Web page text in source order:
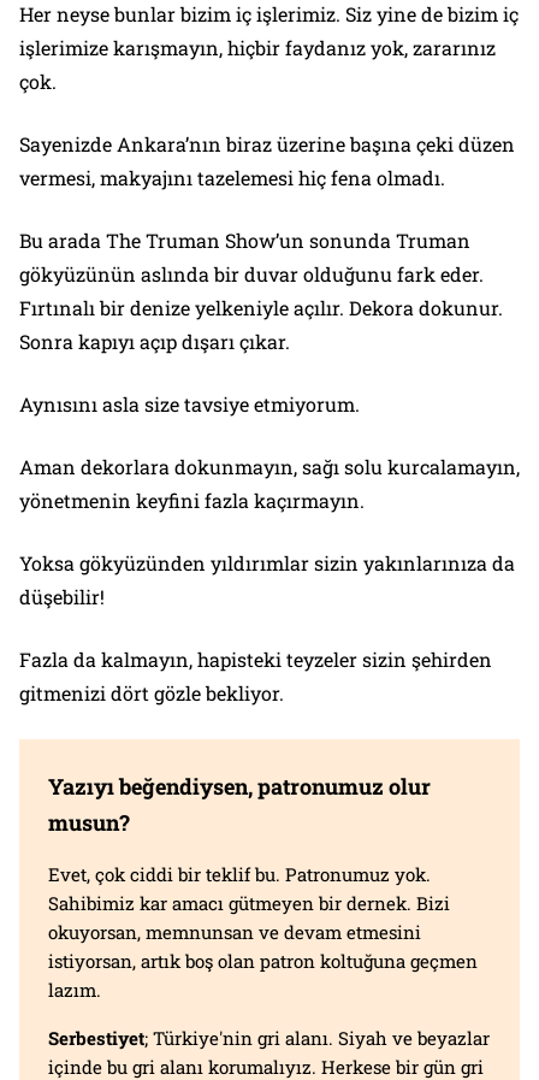
Her neyse bunlar bizim iç işlerimiz. Siz yine de bizim iç
işlerimize karışmayın, hiçbir faydanız yok, zararınız
çok.
Sayenizde Ankara’nın biraz üzerine başına çeki düzen
vermesi, makyajını tazelemesi hiç fena olmadı.
Bu arada The Truman Show’un sonunda Truman
gökyüzünün aslında bir duvar olduğunu fark eder.
Fırtınalı bir denize yelkeniyle açılır. Dekora dokunur.
Sonra kapıyı açıp dışarı çıkar.
Aynısını asla size tavsiye etmiyorum.
Aman dekorlara dokunmayın, sağı solu kurcalamayın,
yönetmenin keyfini fazla kaçırmayın.
Yoksa gökyüzünden yıldırımlar sizin yakınlarınıza da
düşebilir!
Fazla da kalmayın, hapisteki teyzeler sizin şehirden
gitmenizi dört gözle bekliyor.
Yazıyı beğendiysen, patronumuz olur
musun?
Evet, çok ciddi bir teklif bu. Patronumuz yok.
Sahibimiz kar amacı gütmeyen bir dernek. Bizi
okuyorsan, memnunsan ve devam etmesini
istiyorsan, artık boş olan patron koltuğuna geçmen
lazım.
Serbestiyet; Türkiye'nin gri alanı. Siyah ve beyazlar
içinde bu gri alanı korumalıyız. Herkese bir gün gri